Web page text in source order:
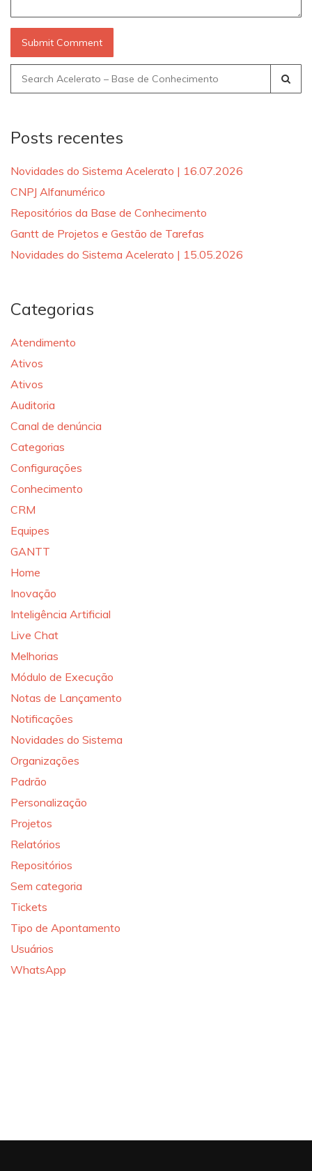
Search
for:
Posts recentes
Novidades do Sistema Acelerato | 16.07.2026
CNPJ Alfanumérico
Repositórios da Base de Conhecimento
Gantt de Projetos e Gestão de Tarefas
Novidades do Sistema Acelerato | 15.05.2026
Categorias
Atendimento
Ativos
Ativos
Auditoria
Canal de denúncia
Categorias
Configurações
Conhecimento
CRM
Equipes
GANTT
Home
Inovação
Inteligência Artificial
Live Chat
Melhorias
Módulo de Execução
Notas de Lançamento
Notificações
Novidades do Sistema
Organizações
Padrão
Personalização
Projetos
Relatórios
Repositórios
Sem categoria
Tickets
Tipo de Apontamento
Usuários
WhatsApp